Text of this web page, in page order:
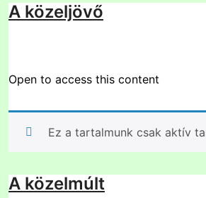
A közeljövő
Open to access this content
Ez a tartalmunk csak aktív
A közelmúlt